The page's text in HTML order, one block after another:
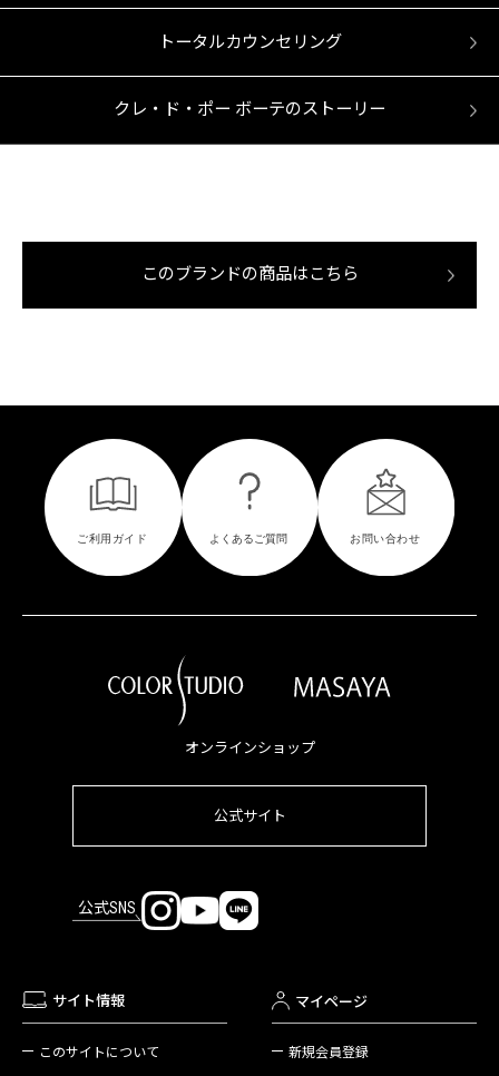
トータルカウンセリング
クレ・ド・ポー ボーテのストーリー
このブランドの商品はこちら
オンラインショップ
公式サイト
公式SNS
サイト情報
このサイトについて
マイページ
新規会員登録